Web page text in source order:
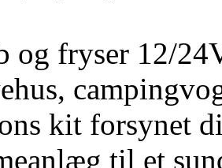
og fryser 12/
kit forsynet
til et